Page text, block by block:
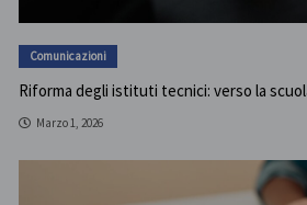
Comunicazioni
Riforma degli istituti tecnici: verso la
Marzo 1, 2026